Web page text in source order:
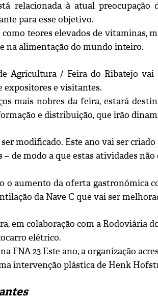
relacionada à atual
para esse objetivo.
teores elevados de vitaminas,
na alimentação do mundo inteiro.
Agricultura / Feira do Ribatejo
expositores e visitantes.
mais nobres da feira, estará
e distribuição, que irão
modificado. Este ano vai ser
– de modo a que estas atividades
o aumento da oferta gastronómica
da Nave C que vai ser
em colaboração com a Rodoviária
elétrico.
FNA 23 Este ano, a organização
intervenção plástica de Henk